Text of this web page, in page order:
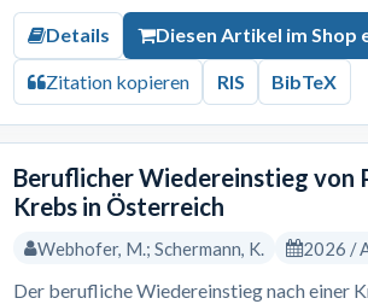
Details Diesen Artikel im Shop
Zitation kopieren RIS BibTeX
Beruflicher Wiedereinstieg von
Krebs in Österreich
Webhofer, M.; Schermann, K. 2026 /
Der berufliche Wiedereinstieg nach einer